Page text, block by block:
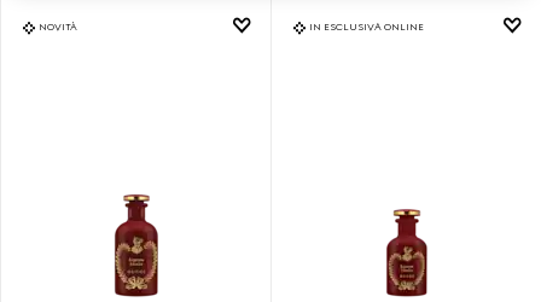
NOVITÀ IN ESCLUSIVA ONLINE